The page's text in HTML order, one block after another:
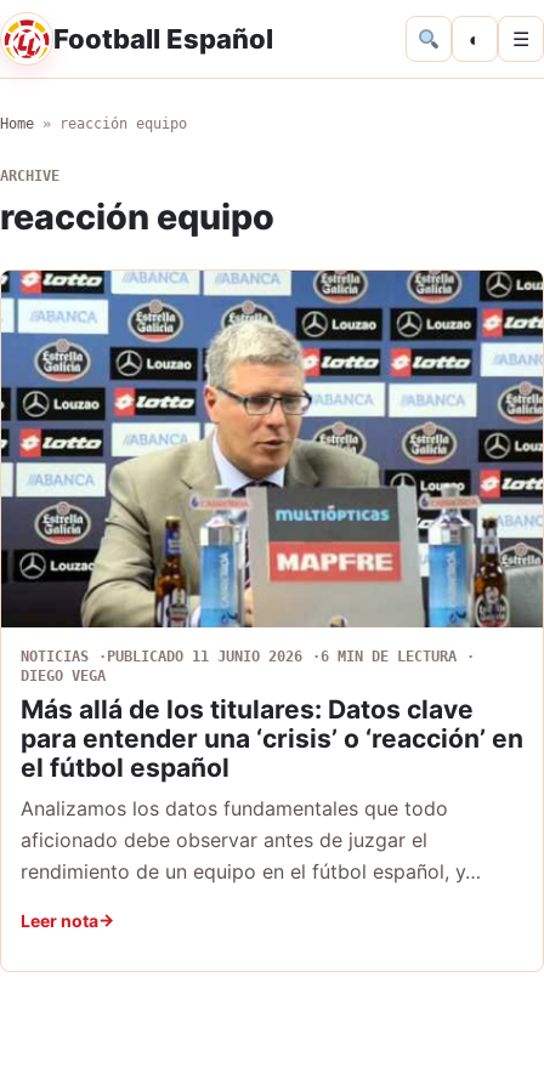
Football Español ◐ ☰
Home » reacción equipo
ARCHIVE
reacción equipo
NOTICIAS PUBLICADO 11 JUNIO 2026
6 MIN DE LECTURA
DIEGO VEGA
Más allá de los titulares: Datos clave
para entender una ‘crisis’ o ‘reacción’ en
el fútbol español
Analizamos los datos fundamentales que todo
aficionado debe observar antes de juzgar el
rendimiento de un equipo en el fútbol español, y…
Leer nota